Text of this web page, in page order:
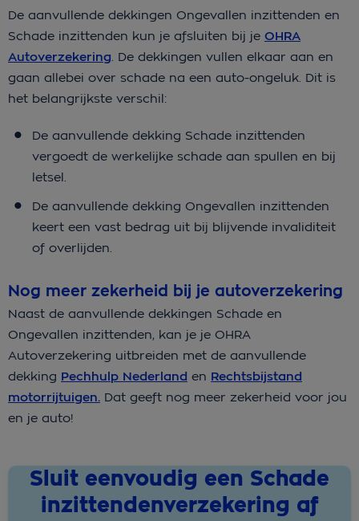
De aanvullende dekkingen Ongevallen inzittenden en
Schade inzittenden kun je afsluiten bij je OHRA
Autoverzekering . De dekkingen vullen elkaar aan en
gaan allebei over schade na een auto-ongeluk. Dit is
het belangrijkste verschil:
De aanvullende dekking Schade inzittenden
vergoedt de werkelijke schade aan spullen en bij
letsel.
De aanvullende dekking Ongevallen inzittenden
keert een vast bedrag uit bij blijvende invaliditeit
of overlijden.
Nog meer zekerheid bij je autoverzekering
Naast de aanvullende dekkingen Schade en
Ongevallen inzittenden, kan je je OHRA
Autoverzekering uitbreiden met de aanvullende
dekking Pechhulp Nederland en Rechtsbijstand
motorrijtuigen. Dat geeft nog meer zekerheid voor jou
en je auto!
Sluit eenvoudig een Schade
inzittendenverzekering af